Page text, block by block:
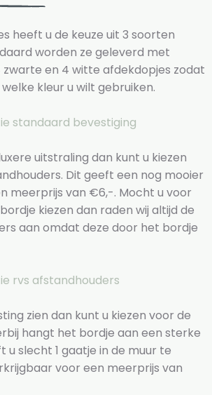
heeft u de keuze uit 3 soorten
worden ze geleverd met
en 4 witte afdekdopjes zodat
kleur u wilt gebruiken.
standaard bevestiging
uitstraling dan kunt u kiezen
Dit geeft een nog mooier
meerprijs van €6,-. Mocht u voor
kiezen dan raden wij altijd de
aan omdat deze door het bordje
rvs afstandhouders
zien dan kunt u kiezen voor de
hangt het bordje aan een sterke
u slecht 1 gaatje in de muur te
voor een meerprijs van